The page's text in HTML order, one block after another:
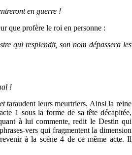
en guerre !
que profère le roi en personne :
qui resplendit, son nom dépassera les
!
taraudent leurs meurtriers. Ainsi la reine
1 sous la forme de sa tête décapitée,
à lui commente, redit le Destin qui
vers qui fragmentent la dimension
à la scène 4 de ce même acte. Il